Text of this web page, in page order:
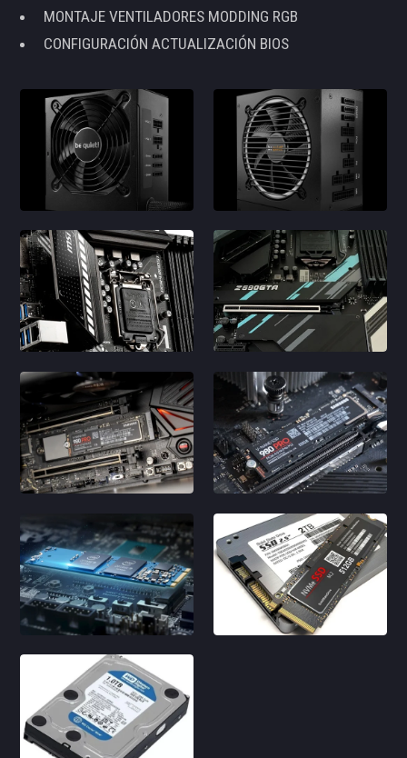
MONTAJE VENTILADORES MODDING RGB
CONFIGURACIÓN ACTUALIZACIÓN BIOS